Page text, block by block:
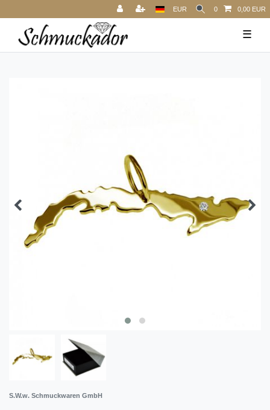
EUR 0 0,00 EUR
☰
S.W.w. Schmuckwaren GmbH